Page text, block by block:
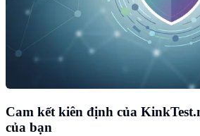
Cam kết kiên định của
của bạn